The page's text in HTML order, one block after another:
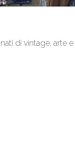
di vintage, arte